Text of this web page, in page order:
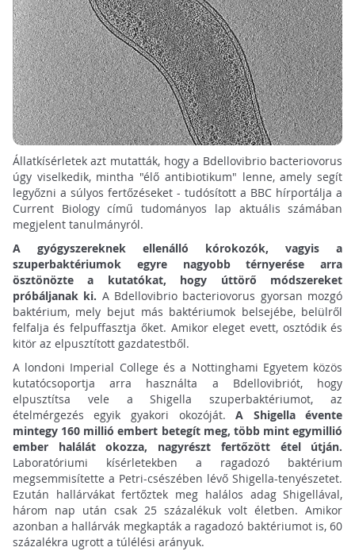
Állatkísérletek azt mutatták, hogy a Bdellovibrio bacteriovorus
úgy viselkedik, mintha "élő antibiotikum" lenne, amely segít
legyőzni a súlyos fertőzéseket - tudósított a BBC hírportálja a
Current Biology című tudományos lap aktuális számában
megjelent tanulmányról.
A gyógyszereknek ellenálló kórokozók, vagyis a
szuperbaktériumok egyre nagyobb térnyerése arra
ösztönözte a kutatókat, hogy úttörő módszereket
próbáljanak ki. A Bdellovibrio bacteriovorus gyorsan mozgó
baktérium, mely bejut más baktériumok belsejébe, belülről
felfalja és felpuffasztja őket. Amikor eleget evett, osztódik és
kitör az elpusztított gazdatestből.
A londoni Imperial College és a Nottinghami Egyetem közös
kutatócsoportja arra használta a Bdellovibriót, hogy
elpusztítsa vele a Shigella szuperbaktériumot, az
ételmérgezés egyik gyakori okozóját.A Shigella évente
mintegy 160 millió embert betegít meg, több mint egymillió
ember halálát okozza, nagyrészt fertőzött étel útján.
Laboratóriumi kísérletekben a ragadozó baktérium
megsemmisítette a Petri-csészében lévő Shigella-tenyészetet.
Ezután hallárvákat fertőztek meg halálos adag Shigellával,
három nap után csak 25 százalékuk volt életben. Amikor
azonban a hallárvák megkapták a ragadozó baktériumot is, 60
százalékra ugrott a túlélési arányuk.